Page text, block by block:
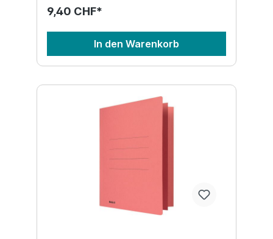
9,40 CHF*
In den Warenkorb